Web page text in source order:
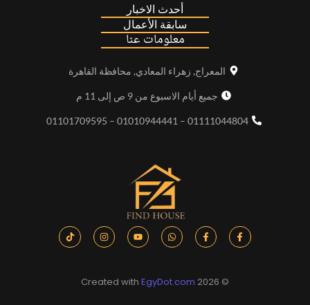
أحدث الاخبار
سابقة الأعمال
معلومات عنا
المعراج, زهراء المعادي, محافظة القاهرة
جميع أيام الاسبوع من 9 ص إلى 11 م
01111044804 – 01010944441 – 01101709595
© 2026 Created with
EgyDot.com